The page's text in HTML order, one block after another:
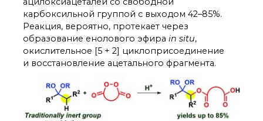
Новости института
Конференции
Новости
диссертационных
Новые лаборатории
Институт в СМИ
Конкурсы, премии
карбоксильной группой с выходом 42–85%.
Реакция, вероятно, протекает через
образование енолового эфира in situ,
окислительное [5 + 2] циклоприсоединение
и восстановление ацетального фрагмента.